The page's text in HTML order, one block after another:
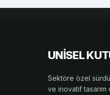
UNİSEL
Sektöre özel
ve inovatif tasarım